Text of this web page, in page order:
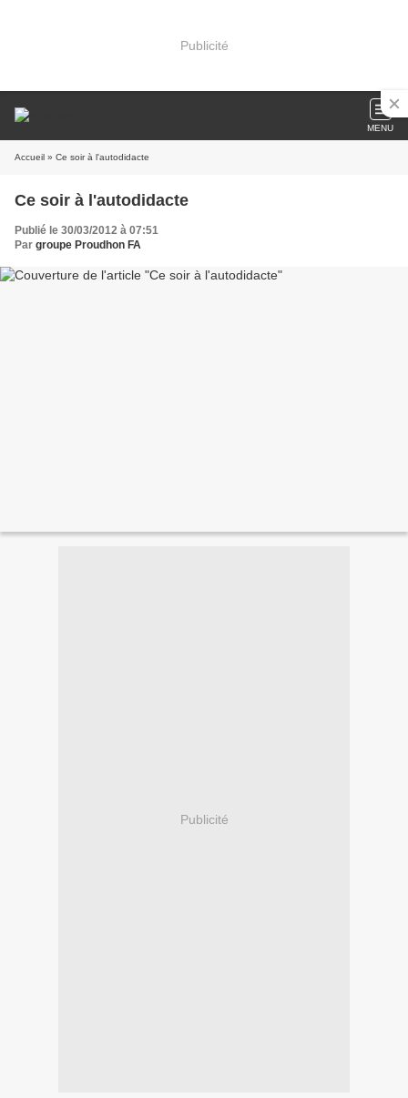
Publicité
MENU
Accueil » Ce soir à l'autodidacte
Ce soir à l'autodidacte
Publié le 30/03/2012 à 07:51
Par groupe Proudhon FA
Publicité